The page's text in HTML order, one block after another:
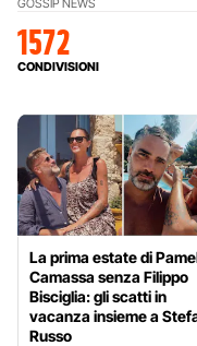
GOSSIP NEWS
1572
CONDIVISIONI
La prima estate di
Camassa senza Filippo
Bisciglia: gli scatti in
vacanza insieme a
Russo